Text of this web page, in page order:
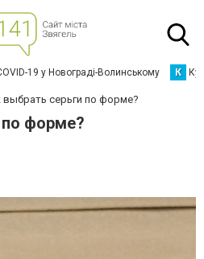
19 у Новограді-Волинському К
выбрать серьги по форме?
по форме?